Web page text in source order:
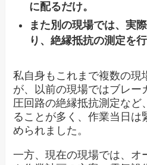
に配るだけ。
また別の現場では、実
り、絶縁抵抗の測定を行
私自身もこれまで複数の現
が、以前の現場ではブレー
圧回路の絶縁抵抗測定など
ることが多く、作業当日は
められました。
一方、現在の現場では、オ